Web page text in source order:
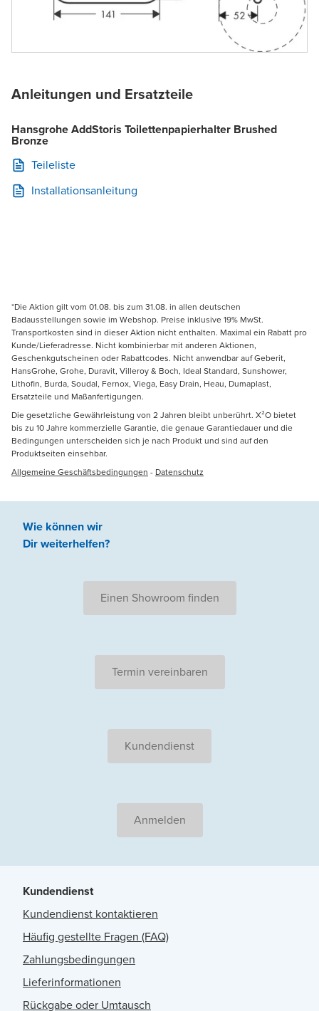
Anleitungen und Ersatzteile
Hansgrohe AddStoris Toilettenpapierhalter Brushed
Bronze
Teileliste
Installationsanleitung
*Die Aktion gilt vom 01.08. bis zum 31.08. in allen deutschen
Badausstellungen sowie im Webshop. Preise inklusive 19% MwSt.
Transportkosten sind in dieser Aktion nicht enthalten. Maximal ein Rabatt pro
Kunde/Lieferadresse. Nicht kombinierbar mit anderen Aktionen,
Geschenkgutscheinen oder Rabattcodes. Nicht anwendbar auf Geberit,
HansGrohe, Grohe, Duravit, Villeroy & Boch, Ideal Standard, Sunshower,
Lithofin, Burda, Soudal, Fernox, Viega, Easy Drain, Heau, Dumaplast,
Ersatzteile und Maßanfertigungen.
Die gesetzliche Gewährleistung von 2 Jahren bleibt unberührt. X²O bietet
bis zu 10 Jahre kommerzielle Garantie, die genaue Garantiedauer und die
Bedingungen unterscheiden sich je nach Produkt und sind auf den
Produktseiten einsehbar.
Allgemeine Geschäftsbedingungen - Datenschutz
Wie können wir
Dir weiterhelfen?
Einen Showroom finden
Termin vereinbaren
Kundendienst
Anmelden
Kundendienst
Kundendienst kontaktieren
Häufig gestellte Fragen (FAQ)
Zahlungsbedingungen
Lieferinformationen
Rückgabe oder Umtausch